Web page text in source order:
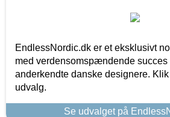
EndlessNordic.dk er et eksklusivt
med verdensomspændende succes
anderkendte danske designere.
udvalg.
Se udvalget på